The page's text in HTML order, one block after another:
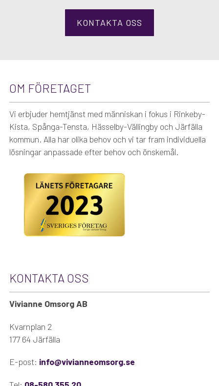
KONTAKTA OSS
OM FÖRETAGET
Vi erbjuder hemtjänst med människan i fokus i Rinkeby-
Kista, Spånga-Tensta, Hässelby-Vällingby och Järfälla
kommun. Alla har olika behov och vi tar fram individuella
lösningar anpassade efter behov och önskemål.
KONTAKTA OSS
Vivianne Omsorg AB
Kvarnplan 2
177 64 Järfälla
E-post: info@vivianneomsorg.se